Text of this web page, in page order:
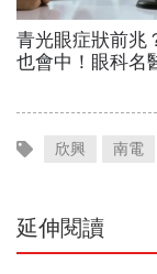
欣興 南電
延伸閱讀